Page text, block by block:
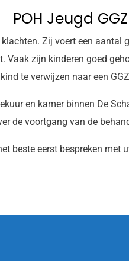
POH Jeugd GGZ
Zij voert een aantal
zijn kinderen goed
te verwijzen naar een
en kamer binnen De
de voortgang van de
beste eerst bespreken met